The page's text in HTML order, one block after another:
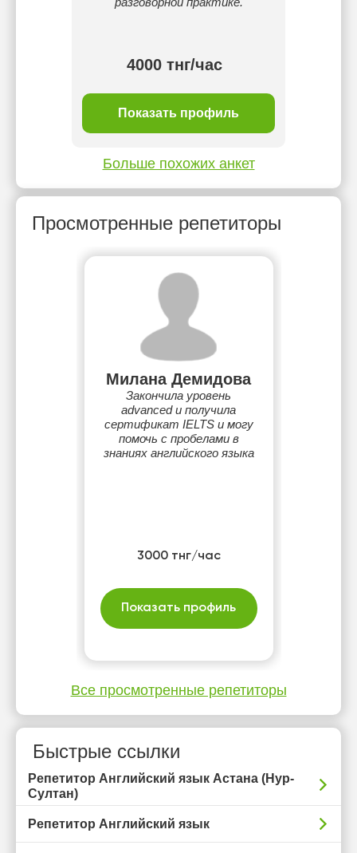
4000 тнг/час
Показать профиль
Больше похожих анкет
Просмотренные репетиторы
Милана Демидова
Закончила уровень
advanced и получила
сертификат IELTS и могу
помочь с пробелами в
знаниях английского языка
3000 тнг/час
Показать профиль
Все просмотренные репетиторы
Быстрые ссылки
Репетитор Английский язык Астана (Нур-
Султан)
Репетитор Английский язык